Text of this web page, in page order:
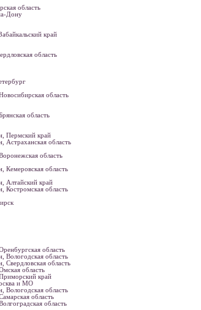
область
Дону
край
область
область
область
Пермский край
Астраханская область
область
Кемеровская область
Алтайский край
Костромская область
область
Вологодская область
Свердловская область
область
край
и МО
Вологодская область
область
область